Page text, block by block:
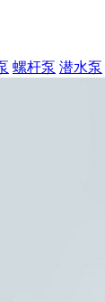
螺杆泵 潜水泵